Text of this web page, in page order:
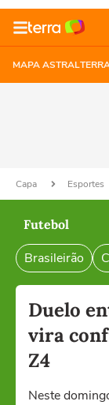
MAPA ASTRAL
Capa Esportes
Futebol
Brasileirão
Duelo
vira
Z4
Neste